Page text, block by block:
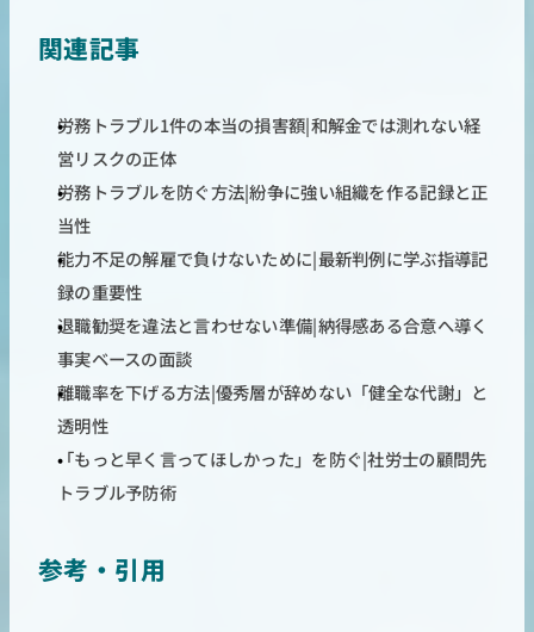
関連記事
労務トラブル1件の本当の損害額|和解金では測れない経
営リスクの正体
労務トラブルを防ぐ方法|紛争に強い組織を作る記録と正
当性
能力不足の解雇で負けないために|最新判例に学ぶ指導記
録の重要性
退職勧奨を違法と言わせない準備|納得感ある合意へ導く
事実ベースの面談
離職率を下げる方法|優秀層が辞めない「健全な代謝」と
透明性
「もっと早く言ってほしかった」を防ぐ|社労士の顧問先
トラブル予防術
参考・引用